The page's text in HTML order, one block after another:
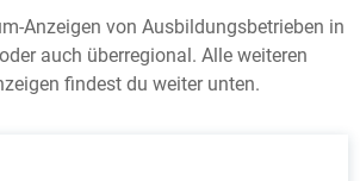
Anzeigen von Ausbildungsbetrieben in
auch überregional. Alle weiteren
findest du weiter unten.